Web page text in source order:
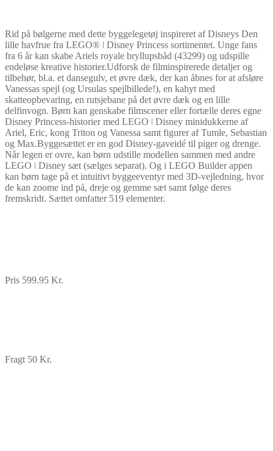
Rid på bølgerne med dette byggelegetøj inspireret af Disneys Den
lille havfrue fra LEGO® ǀ Disney Princess sortimentet. Unge fans
fra 6 år kan skabe Ariels royale bryllupsbåd (43299) og udspille
endeløse kreative historier.Udforsk de filminspirerede detaljer og
tilbehør, bl.a. et dansegulv, et øvre dæk, der kan åbnes for at afsløre
Vanessas spejl (og Ursulas spejlbillede!), en kahyt med
skatteopbevaring, en rutsjebane på det øvre dæk og en lille
delfinvogn. Børn kan genskabe filmscener eller fortælle deres egne
Disney Princess-historier med LEGO ǀ Disney minidukkerne af
Ariel, Eric, kong Triton og Vanessa samt figurer af Tumle, Sebastian
og Max.Byggesættet er en god Disney-gaveidé til piger og drenge.
Når legen er ovre, kan børn udstille modellen sammen med andre
LEGO ǀ Disney sæt (sælges separat). Og i LEGO Builder appen
kan børn tage på et intuitivt byggeeventyr med 3D-vejledning, hvor
de kan zoome ind på, dreje og gemme sæt samt følge deres
fremskridt. Sættet omfatter 519 elementer.
Pris 599.95 Kr.
Fragt 50 Kr.